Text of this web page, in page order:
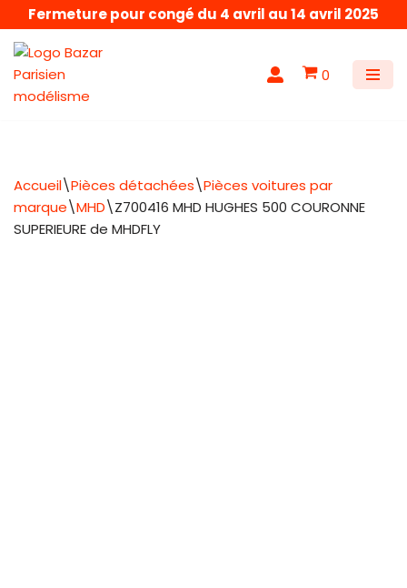
Aller
au
contenu
Fermeture pour congé du 4 avril au 14 avril 2025
0
Accueil\Pièces détachées\Pièces voitures par
marque\MHD\Z700416 MHD HUGHES 500 COURONNE
SUPERIEURE de MHDFLY